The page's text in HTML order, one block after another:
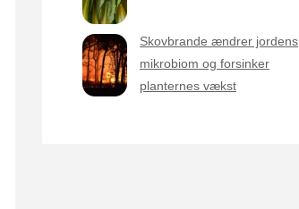
Skovbrande ændrer jordens
mikrobiom og forsinker
planternes vækst